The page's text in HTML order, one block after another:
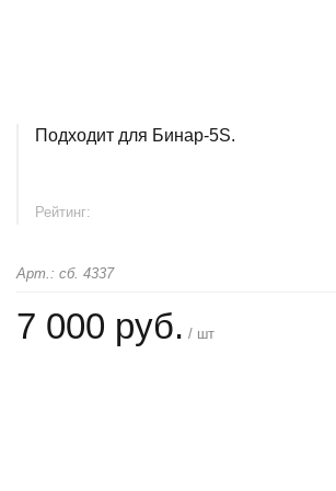
Подходит для Бинар-5S.
Рейтинг:
Арт.: сб. 4337
7 000 руб. / шт